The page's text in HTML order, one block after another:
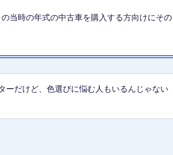
当時の年式の中古車を購入する方向けにその
ーだけど、色選びに悩む人もいるんじゃない